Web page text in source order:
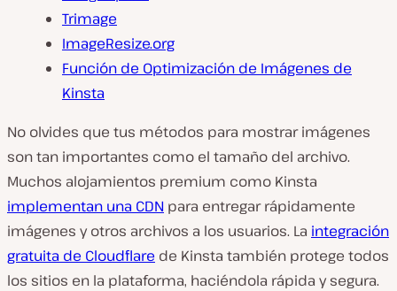
Trimage
ImageResize.org
Función de Optimización de Imágenes de
Kinsta
No olvides que tus métodos para mostrar imágenes
son tan importantes como el tamaño del archivo.
Muchos alojamientos premium como Kinsta
implementan una CDN para entregar rápidamente
imágenes y otros archivos a los usuarios. La integración
gratuita de Cloudflare de Kinsta también protege todos
los sitios en la plataforma, haciéndola rápida ysegura.